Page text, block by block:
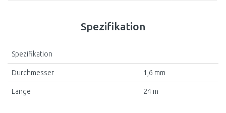
Spezifikation
Spezifikation
Durchmesser 1,6 mm
Länge 24 m